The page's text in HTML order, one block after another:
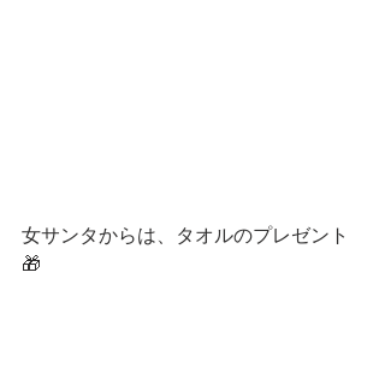
女サンタからは、タオルのプレゼント
🎁